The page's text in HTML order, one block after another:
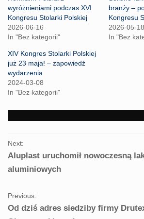
a
r
e
o
n
w
t
t
e
r
(
O
p
e
s
n
i
n
d
o
a
r
e
o
a
e
b
o
O
p
n
i
w
i
n
d
wyróżnieniami podczas XVI
Kongresu Stolarki Polskiej
2026-06-16
In "Bez kategorii"
branży –
Kongresu
2026-05-18
In "Bez
XIV Kongres Stolarki Polskiej
już 23 maja! – zapowiedź
wydarzenia
2024-03-08
In "Bez kategorii"
PORTFOLIO
NAVIGATION
Previous:
Od dziś adres siedziby firmy
Next:
Aluplast uruchomił nowoczesną
aluminiowych